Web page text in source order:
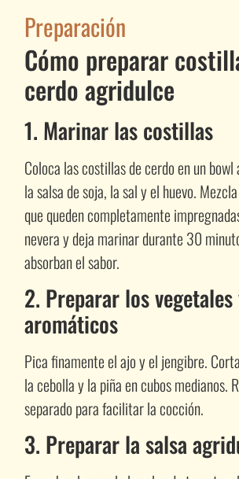
Preparación
Cómo preparar
cerdo agridulce
1. Marinar las costillas
Coloca las costillas de cerdo en un bowl
la salsa de soja, la sal y el huevo.
que queden completamente
nevera y deja marinar durante 30
absorban el sabor.
2. Preparar los vegetales
aromáticos
Pica finamente el ajo y el jengibre.
la cebolla y la piña en cubos medianos.
separado para facilitar la cocción.
3. Preparar la salsa